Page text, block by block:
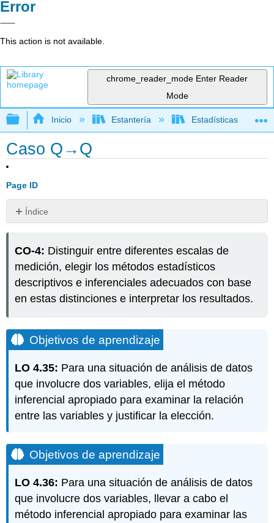
Error
This action is not available.
chrome_reader_mode Enter Reader
Mode
Expandir/contraer jerarquía global
Inicio Estantería Estadísticas
Caso Q→Q
Page ID
Índice
aprendizaje
Objetivos
de
aprendizaje
Coeficiente
de
de
Pearson
Objetivos
de
de
aprendizaje
Alternativa
paramétrica:
correlación
CO-4: Distinguir entre diferentes escalas de
medición, elegir los métodos estadísticos
descriptivos e inferenciales adecuados con base
en estas distinciones e interpretar los resultados.
Objetivos de aprendizaje
LO 4.35: Para una situación de análisis de datos
que involucre dos variables, elija el método
inferencial apropiado para examinar la relación
entre las variables y justificar la elección.
Objetivos de aprendizaje
LO 4.36: Para una situación de análisis de datos
que involucre dos variables, llevar a cabo el
método inferencial apropiado para examinar las